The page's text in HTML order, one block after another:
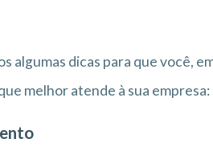
algumas dicas para que você,
melhor atende à sua empresa: